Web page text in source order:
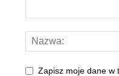
Zapisz moje dane w